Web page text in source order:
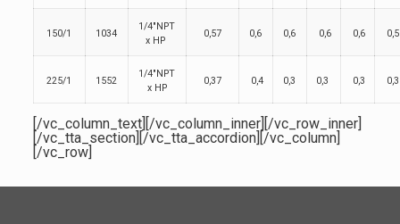
150/1 1034
1/4″NPT
x HP
0,57 0,6 0,6 0,6 0,6 0,5
225/1 1552
1/4″NPT
x HP
0,37 0,4 0,3 0,3 0,3 0,3
[/vc_column_text][/vc_column_inner][/vc_row_inner]
[/vc_tta_section][/vc_tta_accordion][/vc_column]
[/vc_row]